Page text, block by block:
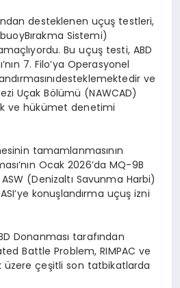
desteklenen uçuş testleri,
Bırakma Sistemi)
Bu uçuş testi, ABD
7. Filo’ya Operasyonel
rmasınıdesteklemektedir ve
Uçak Bölümü (NAWCAD)
ve hükümet denetimi
tamamlanmasının
Ocak 2026’da MQ-9B
(Denizaltı Savunma Harbi)
ASI’ye konuşlandırma uçuş izni
Donanması tarafından
Battle Problem, RIMPACve
üzere çeşitli son tatbikatlarda